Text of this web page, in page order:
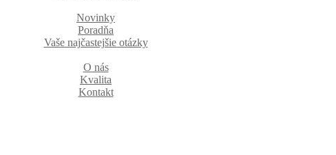
Novinky
Poradňa
Vaše najčastejšie otázky
O nás
Kvalita
Kontakt